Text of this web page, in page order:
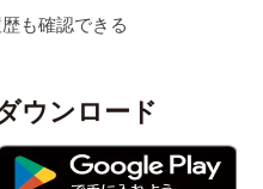
も確認できる
ウンロード